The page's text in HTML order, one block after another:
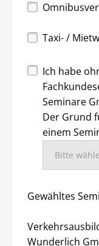
Taxi- /
Ich habe
Seminare
Der Grund
einem
Gewähltes
Wunderlich